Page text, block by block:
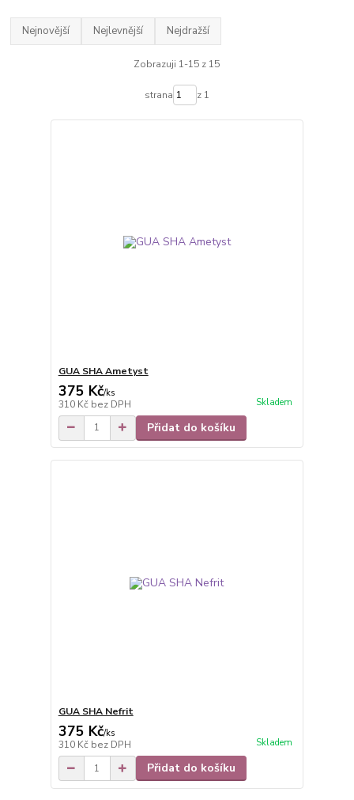
Nejnovější Nejlevnější Nejdražší
Zobrazuji 1-15 z 15
strana z 1
GUA SHA Ametyst
375 Kč/ks
310 Kč bez DPH Skladem
Přidat do košíku
GUA SHA Nefrit
375 Kč/ks
310 Kč bez DPH Skladem
Přidat do košíku